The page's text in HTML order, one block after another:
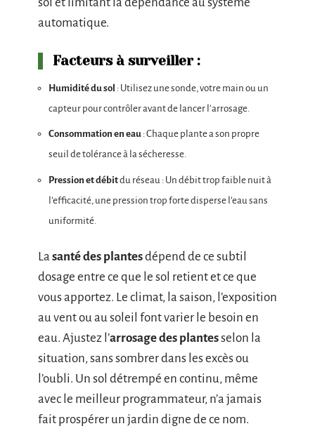
automatique.
Facteurs à surveiller :
Humidité du sol : Utilisez une sonde, votre main ou un
capteur pour contrôler avant de lancer l’arrosage.
Consommation en eau : Chaque plante a son propre
seuil de tolérance à la sécheresse.
Pression et débitdu réseau : Un débit trop faible nuit à
l’efficacité, une pression trop forte disperse l’eau sans
uniformité.
La santé des plantesdépend de ce subtil
dosage entre ce que le sol retient et ce que
vous apportez. Le climat, la saison, l’exposition
au vent ou au soleil font varier le besoin en
eau. Ajustez l’arrosage des plantesselon la
situation, sans sombrer dans les excès ou
l’oubli. Un sol détrempé en continu, même
avec le meilleur programmateur, n’a jamais
fait prospérer un jardin digne de ce nom.